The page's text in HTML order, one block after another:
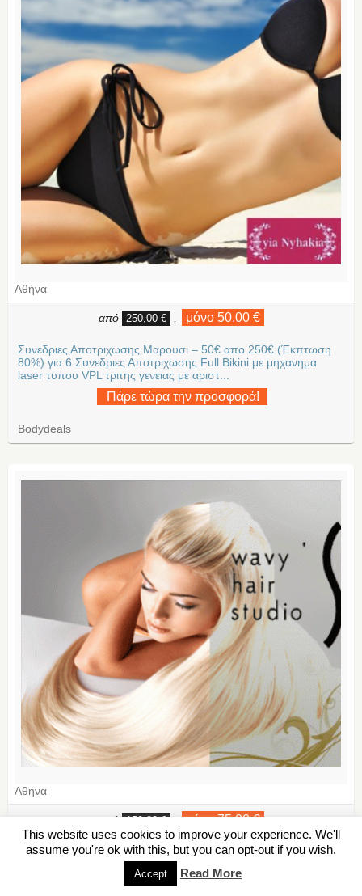
Αθήνα
από 250,00 € μόνο 50,00 €
Συνεδριες Αποτριχωσης Μαρουσι – 50€ απο 250€ (Έκπτωση
80%) για 6 Συνεδριες Αποτριχωσης Full Bikini με μηχανημα
laser τυπου VPL τριτης γενειας με αριστ...
Πάρε τώρα την προσφορά!
Bodydeals
Αθήνα
από 150,00 € μόνο 75,00 €
Θεραπεια Brazilian Collagen Nanocure – Θεραπειες Brazilian-
Μαρουσι – 75€ για μια Θεραπεια Brazilian Collagen Nanocure
για ξανθα μαλλια, για επαναφορα του Ph της τριχα...
This website uses cookies to improve your experience. We'll
assume you're ok with this, but you can opt-out if you wish.
Accept Read More